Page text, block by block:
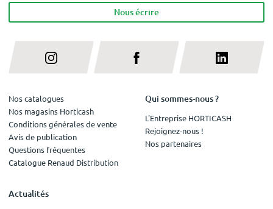
Nous écrire
Nos catalogues
Nos magasins Horticash
Conditions générales de vente
Avis de publication
Questions fréquentes
Catalogue Renaud Distribution
Qui sommes-nous ?
L'Entreprise HORTICASH
Rejoignez-nous !
Nos partenaires
Actualités